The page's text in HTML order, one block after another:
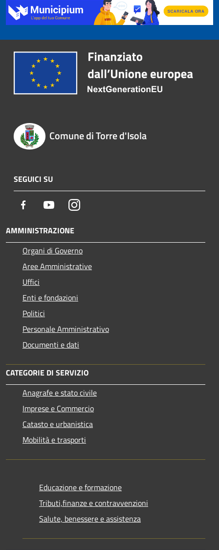
Comune di Torre d'Isola
SEGUICI SU
Facebook YoutubeInstagram
AMMINISTRAZIONE
Organi di Governo
Aree Amministrative
Uffici
Enti e fondazioni
Politici
Personale Amministrativo
Documenti e dati
CATEGORIE DI SERVIZIO
Anagrafe e stato civile
Imprese e Commercio
Catasto e urbanistica
Mobilità e trasporti
Educazione e formazione
Tributi,finanze e contravvenzioni
Salute, benessere e assistenza